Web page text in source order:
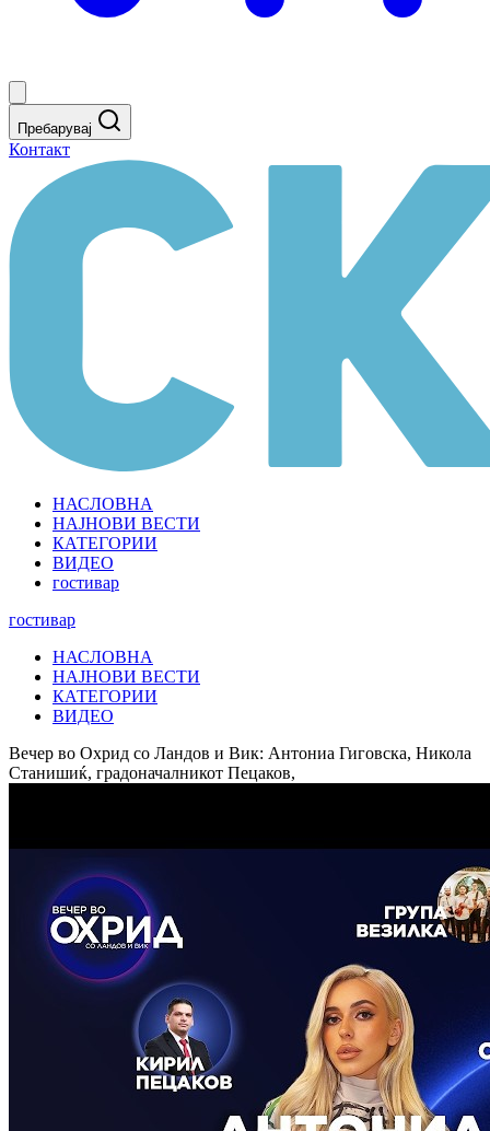
Пребарувај
Контакт
НАСЛОВНА
НАЈНОВИ ВЕСТИ
КАТЕГОРИИ
ВИДЕО
гостивар
гостивар
НАСЛОВНА
НАЈНОВИ ВЕСТИ
КАТЕГОРИИ
ВИДЕО
Вечер во Охрид со Ландов и Вик: Антониа Гиговска, Никола
Станишиќ, градоначалникот Пецаков,